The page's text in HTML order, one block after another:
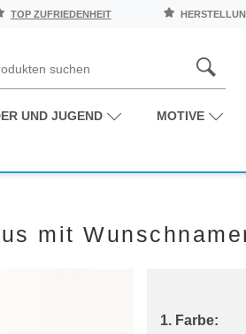
TOP ZUFRIEDENHEIT
UND JUGEND MOTIVE
mit
1. Farbe: